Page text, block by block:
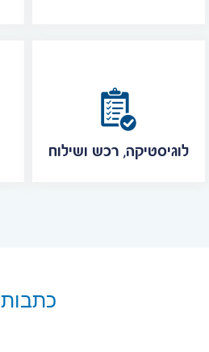
לוגיסטיקה, רכש ושילוח
כתבות